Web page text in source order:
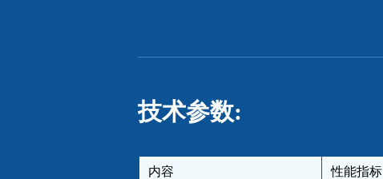
技术参数:
内容 性能指标